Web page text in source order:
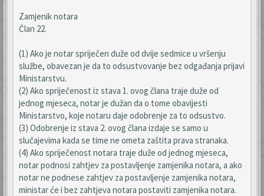
Zamjenik notara
Član 22.
(1) Ako je notar spriječen duže od dvije sedmice u vršenju
službe, obavezan je da to odsustvovanje bez odgađanja prijavi
Ministarstvu.
(2) Ako spriječenost iz stava 1. ovog člana traje duže od
jednog mjeseca, notar je dužan da o tome obavijesti
Ministarstvo, koje notaru daje odobrenje za to odsustvo.
(3) Odobrenje iz stava 2. ovog člana izdaje se samo u
slučajevima kada se time ne ometa zaštita prava stranaka.
(4) Ako spriječenost notara traje duže od jednog mjeseca,
notar podnosi zahtjev za postavljenje zamjenika notara, a ako
notar ne podnese zahtjev za postavljenje zamjenika notara,
ministar će i bez zahtjeva notara postaviti zamjenika notara.